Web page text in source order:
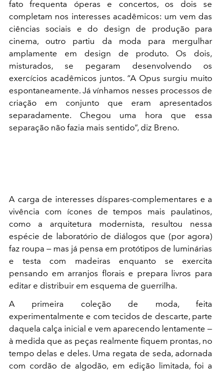
fato frequenta óperas e concertos, os dois se
completam nos interesses acadêmicos: um vem das
ciências sociais e do design de produção para
cinema, outro partiu da moda para mergulhar
amplamente em design de produto. Os dois,
misturados, se pegaram desenvolvendo os
exercícios acadêmicos juntos. “A Opus surgiu muito
espontaneamente. Já vínhamos nesses processos de
criação em conjunto que eram apresentados
separadamente. Chegou uma hora que essa
separação não fazia mais sentido”, diz Breno.
A carga de interesses díspares-complementares e a
vivência com ícones de tempos mais paulatinos,
como a arquitetura modernista, resultou nessa
espécie de laboratório de diálogos que (por agora)
faz roupa — mas já pensa em protótipos de luminárias
e testa com madeiras enquanto se exercita
pensando em arranjos florais e prepara livros para
editar e distribuir em esquema de guerrilha.
A primeira coleção de moda, feita
experimentalmente e com tecidos de descarte, parte
daquela calça inicial e vem aparecendo lentamente —
à medida que as peças realmente fiquem prontas, no
tempo delas e deles. Uma regata de seda, adornada
com cordão de algodão, em edição limitada, foi a